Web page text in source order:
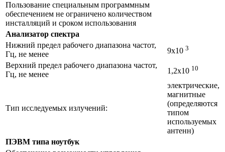
Пользование специальным программным
обеспечением не ограничено количеством
инсталляций и сроком использования
Анализатор спектра
Нижний предел рабочего диапазона частот,
Гц, не менее
9x10 3
Верхний предел рабочего диапазона частот,
Гц, не менее
1,2x10 10
Тип исследуемых излучений:
электрические,
магнитные
(определяются
типом
используемых
антенн)
ПЭВМ типа ноутбук